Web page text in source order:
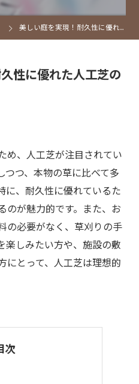
美しい庭を実現！耐久性に優れた人工芝の魅力とは？
性に優れた人工芝の
め、人工芝が注目されてい
つつ、本物の草に比べて多
に、耐久性に優れているた
のが魅力的です。また、お
の必要がなく、草刈りの手
楽しみたい方や、施設の敷
にとって、人工芝は理想的
次